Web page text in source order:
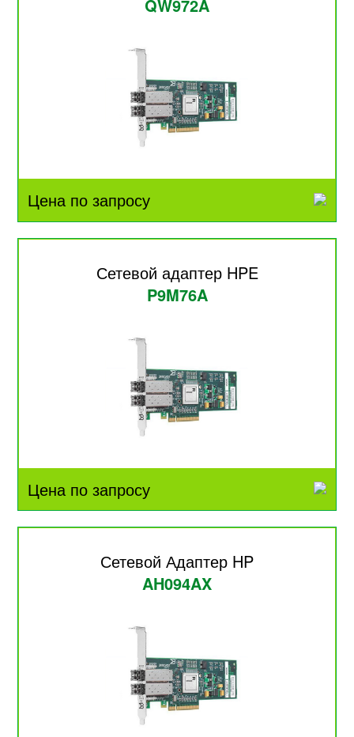
QW972A
Цена по запросу
Сетевой адаптер HPE
P9M76A
Цена по запросу
Сетевой Адаптер HP
AH094AX